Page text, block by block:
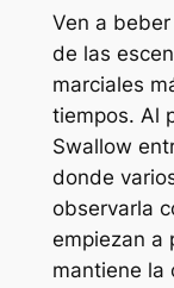
Ven a
de las
marciales
tiempos. Al
Swallow
donde
observarla
empiezan a
mantiene la